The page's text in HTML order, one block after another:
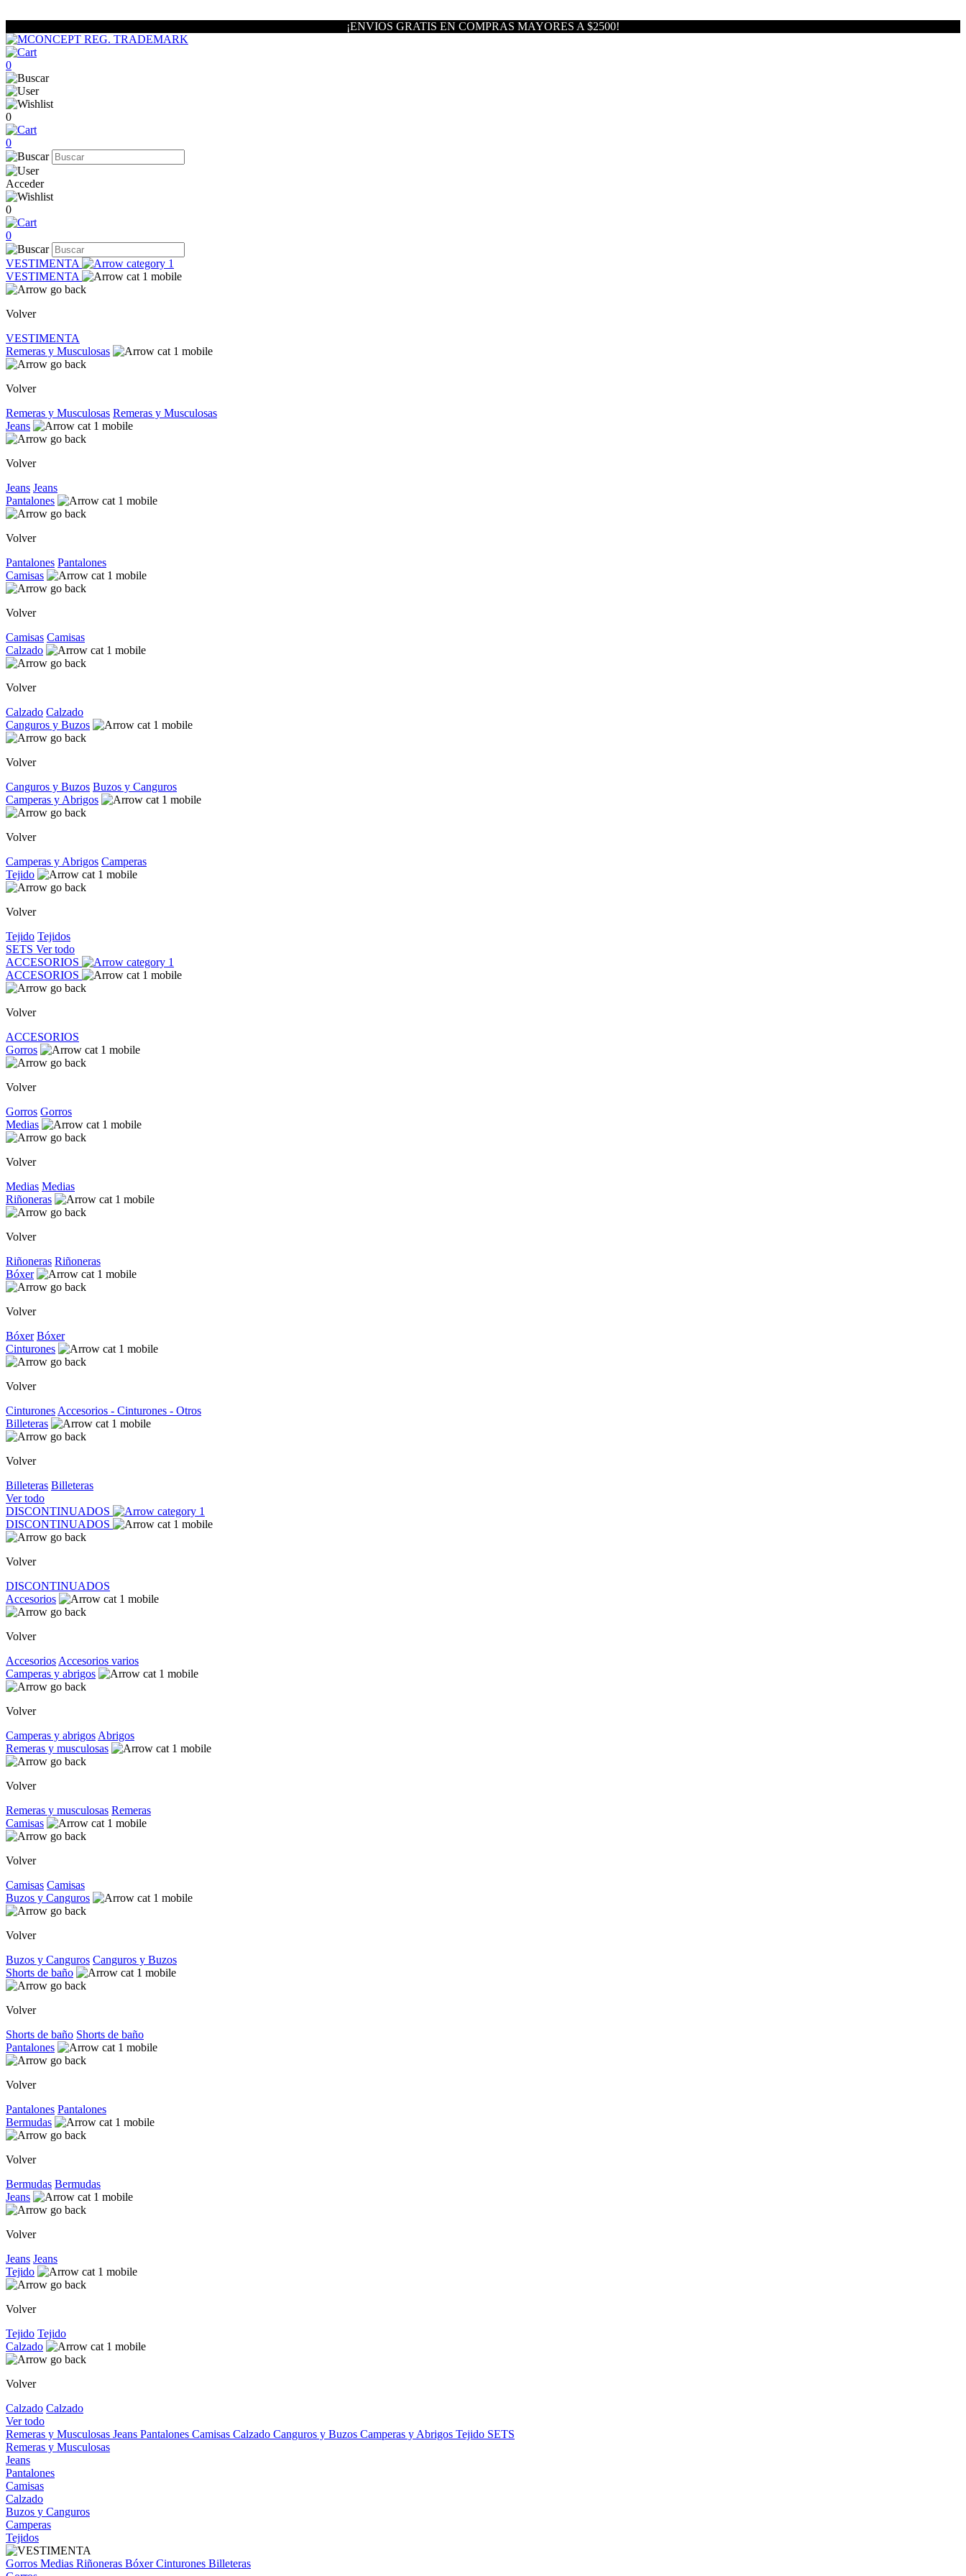
¡ENVIOS GRATIS EN COMPRAS MAYORES A $2500!
0
0
0
Acceder
0
0
VESTIMENTA
VESTIMENTA
Volver
VESTIMENTA
Remeras y Musculosas
Volver
Remeras y Musculosas Remeras y Musculosas
Jeans
Volver
Jeans Jeans
Pantalones
Volver
Pantalones Pantalones
Camisas
Volver
Camisas Camisas
Calzado
Volver
Calzado Calzado
Canguros y Buzos
Volver
Canguros y Buzos Buzos y Canguros
Camperas y Abrigos
Volver
Camperas y Abrigos Camperas
Tejido
Volver
Tejido Tejidos
SETS Ver todo
ACCESORIOS
ACCESORIOS
Volver
ACCESORIOS
Gorros
Volver
Gorros Gorros
Medias
Volver
Medias Medias
Riñoneras
Volver
Riñoneras Riñoneras
Bóxer
Volver
Bóxer Bóxer
Cinturones
Volver
Cinturones Accesorios - Cinturones - Otros
Billeteras
Volver
Billeteras Billeteras
Ver todo
DISCONTINUADOS
DISCONTINUADOS
Volver
DISCONTINUADOS
Accesorios
Volver
Accesorios Accesorios varios
Camperas y abrigos
Volver
Camperas y abrigos Abrigos
Remeras y musculosas
Volver
Remeras y musculosas Remeras
Camisas
Volver
Camisas Camisas
Buzos y Canguros
Volver
Buzos y Canguros Canguros y Buzos
Shorts de baño
Volver
Shorts de baño Shorts de baño
Pantalones
Volver
Pantalones Pantalones
Bermudas
Volver
Bermudas Bermudas
Jeans
Volver
Jeans Jeans
Tejido
Volver
Tejido Tejido
Calzado
Volver
Calzado Calzado
Ver todo
Remeras y Musculosas Jeans Pantalones Camisas Calzado Canguros y Buzos Camperas y Abrigos Tejido SETS
Remeras y Musculosas
Jeans
Pantalones
Camisas
Calzado
Buzos y Canguros
Camperas
Tejidos
Gorros Medias Riñoneras BóxerCinturones Billeteras